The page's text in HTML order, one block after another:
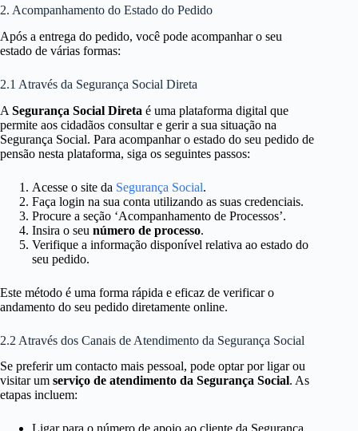
2. Acompanhamento do Estado do Pedido
Após a entrega do pedido, você pode acompanhar o seu
estado de várias formas:
2.1 Através da Segurança Social Direta
A Segurança Social Direta é uma plataforma digital que
permite aos cidadãos consultar e gerir a sua situação na
Segurança Social. Para acompanhar o estado do seu pedido de
pensão nesta plataforma, siga os seguintes passos:
Acesse o site da Segurança Social.
Faça login na sua conta utilizando as suas credenciais.
Procure a seção ‘Acompanhamento de Processos’.
Insira o seu número de processo.
Verifique a informação disponível relativa ao estado do
seu pedido.
Este método é uma forma rápida e eficaz de verificar o
andamento do seu pedido diretamente online.
2.2 Através dos Canais de Atendimento da Segurança Social
Se preferir um contacto mais pessoal, pode optar por ligar ou
visitar um serviço de atendimento da Segurança Social. As
etapas incluem: